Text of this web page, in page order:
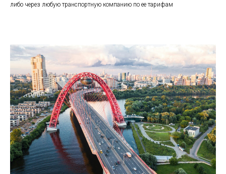
либо через любую транспортную компанию по ее тарифам